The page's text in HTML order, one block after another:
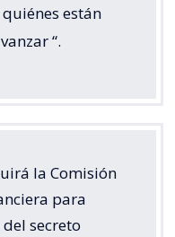
están
“.
la Comisión
para
secreto